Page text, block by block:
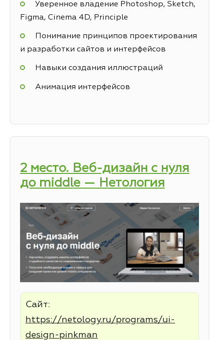
Уверенное владение Photoshop, Sketch,
Figma, Cinema 4D, Principle
Понимание принципов проектирования
и разработки сайтов и интерфейсов
Навыки создания иллюстраций
Анимация интерфейсов
2 место. Веб-дизайн с нуля
до middle — Нетология
Сайт:
https://netology.ru/programs/ui-
design-pinkman